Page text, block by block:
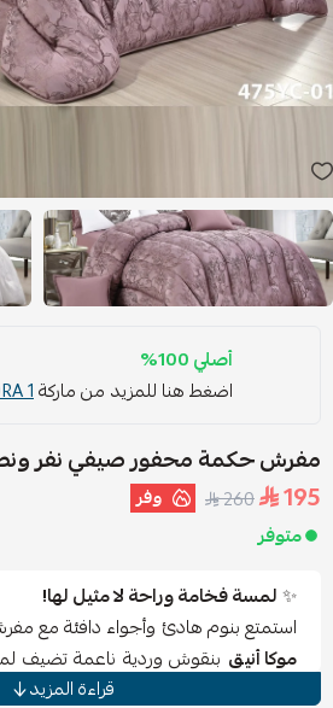
أصلي 100%
اضغط هنا للمزيد من ماركة1
مفرش حكمة محفور صيفي نفر ونص 4
195
260 وفر
متوفر
✨لمسة فخامة وراحة لا مثيل لها!
استمتع بنوم هادئ وأجواء دافئة مع
موكا أنيق بنقوش وردية ناعمة تضيف
عصري يجمع بين الراحة العالية
قراءة المزيد